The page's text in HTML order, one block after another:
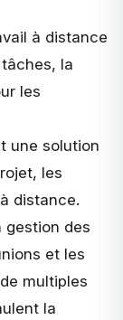
à distance
la
les
une solution
les
distance.
gestion des
et les
multiples
la